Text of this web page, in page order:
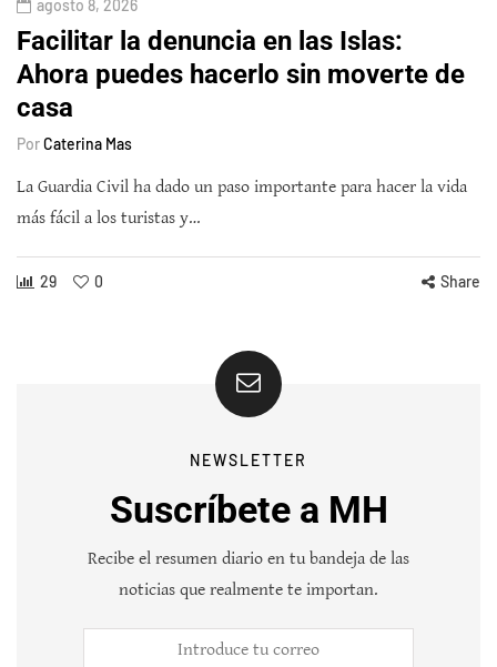
agosto 8, 2026
Facilitar la denuncia en las Islas:
Ahora puedes hacerlo sin moverte de
casa
PorCaterina Mas
La Guardia Civil ha dado un paso importante para hacer la vida
más fácil a los turistas y…
29 0 Share
NEWSLETTER
Suscríbete a MH
Recibe el resumen diario en tu bandeja de las
noticias que realmente te importan.